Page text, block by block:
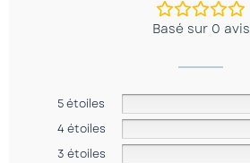
Basé sur 0 avis
5 étoiles
4 étoiles
3 étoiles